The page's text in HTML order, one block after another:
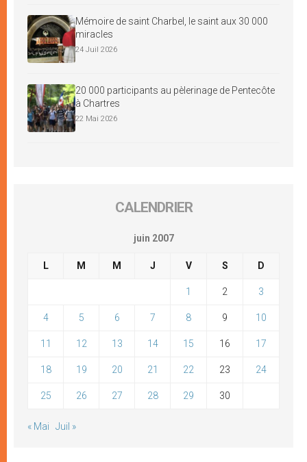
Mémoire de saint Charbel, le saint aux 30 000
miracles
24 Juil 2026
20 000 participants au pèlerinage de Pentecôte
à Chartres
22 Mai 2026
CALENDRIER
juin 2007
L M M J V S D
1 2 3
4 5 6 7 8 9 10
11 12 13 14 15 16 17
18 19 20 21 22 23 24
25 26 27 28 29 30
« Mai Juil »